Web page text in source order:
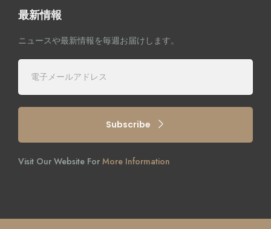
最新情報
ニュースや最新情報を毎週お届けします。
Subscribe
Visit Our Website For More Information